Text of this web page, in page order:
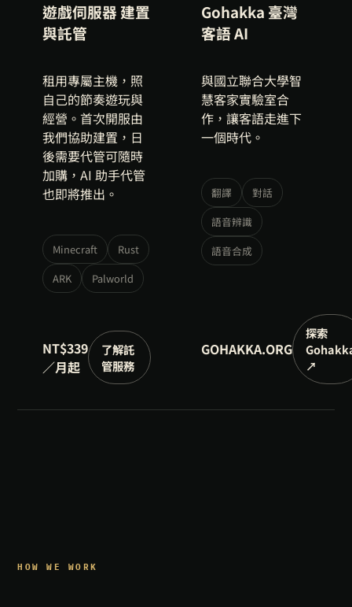
遊戲伺服器 建置
與託管
租用專屬主機，照
自己的節奏遊玩與
經營。首次開服由
我們協助建置，日
後需要代管可隨時
加購，AI 助手代管
也即將推出。
Minecraft
Rust
ARK
Palworld
NT$339
／月起
了解託
管服務
Gohakka 臺灣
客語 AI
與國立聯合大學智
慧客家實驗室合
作，讓客語走進下
一個時代。
翻譯
對話
語音辨識
語音合成
GOHAKKA.ORG
探索
↗
HOW WE WORK